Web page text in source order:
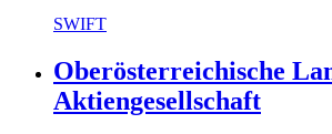
SWIFT
Oberösterreichische
Aktiengesellschaft